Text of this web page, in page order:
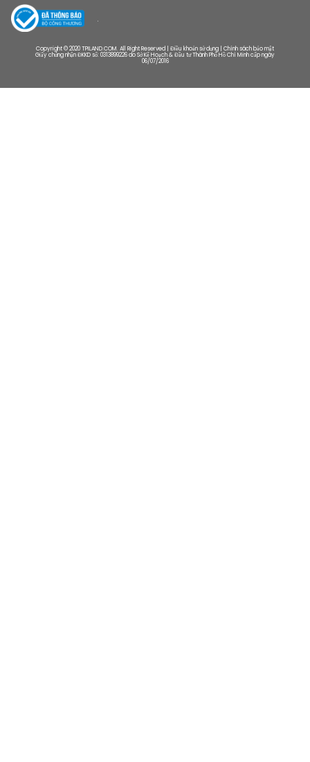
Copyright © 2020 TPILAND.COM. All Right Reserved | Điều khoản sử dụng | Chính sách bảo mật
Giấy chứng nhận ĐKKD số: 0313899226 do Sở Kế Hoạch & Đầu tư Thành Phố Hồ Chí Minh cấp ngày
06/07/2016